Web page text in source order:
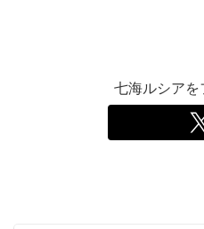
七海ルシアを